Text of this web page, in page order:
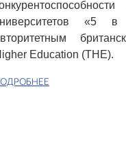
«5
Education (THE).